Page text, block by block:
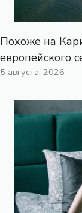
Похоже на
европейского
5 августа, 2026